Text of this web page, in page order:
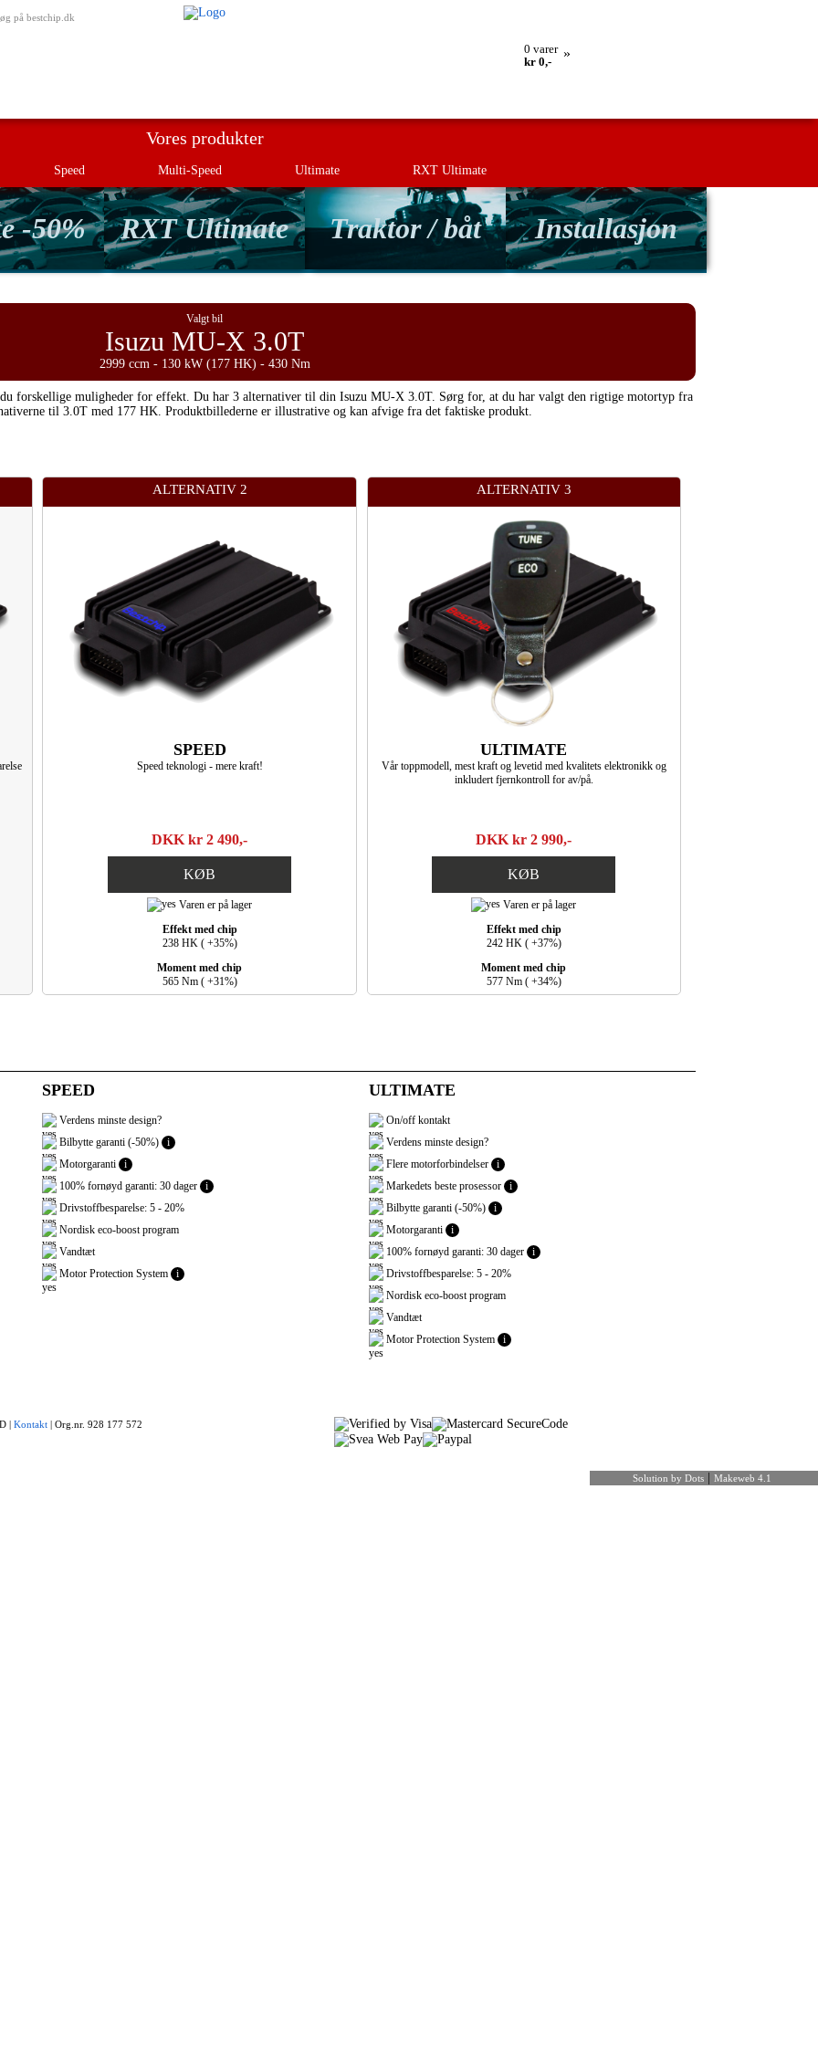
på bestchip.dk
0 varer
kr 0,-
»
Vores produkter
Speed Multi-Speed Ultimate RXT Ultimate
-50% RXT Ultimate Traktor / båt Installasjon
Valgt bil
Isuzu MU-X 3.0T
2999 ccm - 130 kW (177 HK) - 430 Nm
forskellige muligheder for effekt. Du har 3 alternativer til din Isuzu MU-X 3.0T. Sørg for, at du har valgt den rigtige motortyp fra
til 3.0T med 177 HK. Produktbillederne er illustrative og kan afvige fra det faktiske produkt.
ALTERNATIV 2
SPEED
Speed teknologi - mere kraft!
DKK kr 2 490,-
KØB
Varen er på lager
Effekt med chip
238 HK ( +35%)
Moment med chip
565 Nm ( +31%)
ALTERNATIV 3
ULTIMATE
Vår toppmodell, mest kraft og levetid med kvalitets elektronikk og
inkludert fjernkontroll for av/på.
DKK kr 2 990,-
KØB
Varen er på lager
Effekt med chip
242 HK ( +37%)
Moment med chip
577 Nm ( +34%)
SPEED
Verdens minste design?
Bilbytte garanti (-50%)
i
Motorgaranti
i
100% fornøyd garanti: 30 dager
i
Drivstoffbesparelse: 5 - 20%
Nordisk eco-boost program
Vandtæt
Motor Protection System
i
ULTIMATE
On/off kontakt
Verdens minste design?
Flere motorforbindelser
i
Markedets beste prosessor
i
Bilbytte garanti (-50%)
i
Motorgaranti
i
100% fornøyd garanti: 30 dager
i
Drivstoffbesparelse: 5 - 20%
Nordisk eco-boost program
Vandtæt
Motor Protection System
i
| Kontakt | Org.nr. 928 177 572
Solution by Dots | Makeweb 4.1